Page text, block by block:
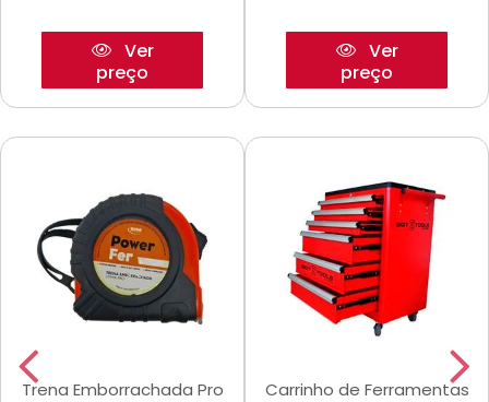
Ver
preço
Ver
preço
Trena Emborrachada Pro
Carrinho de Ferramentas